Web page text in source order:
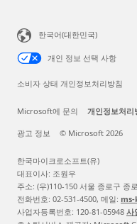
한국어(대한민국)
개인 정보 선택 사항
소비자 상태 개인정보처리방침
Microsoft에 문의 개인정보처
광고 정보 © Microsoft 2026
한국마이크로소프트(유)
대표이사: 조원우
주소: (우)110-150 서울 종로구 종
전화번호: 02-531-4500, 메일:
사업자등록번호: 120-81-05948 사